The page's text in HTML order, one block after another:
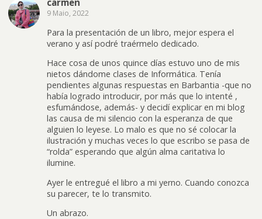
carmen
9 Maio, 2022
Para la presentación de un libro, mejor espera el
verano y así podré traérmelo dedicado.
Hace cosa de unos quince días estuvo uno de mis
nietos dándome clases de Informática. Tenía
pendientes algunas respuestas en Barbantia -que no
había logrado introducir, por más que lo intenté ,
esfumándose, además- y decidí explicar en mi blog
las causa de mi silencio con la esperanza de que
alguien lo leyese. Lo malo es que no sé colocar la
ilustración y muchas veces lo que escribo se pasa de
“rolda” esperando que algún alma caritativa lo
ilumine.
Ayer le entregué el libro a mi yerno. Cuando conozca
su parecer, te lo transmito.
Un abrazo.